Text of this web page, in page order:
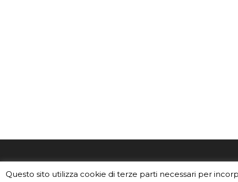
divulgazione dell'INAF,Istituto
Leggi i
Questo sito utilizza cookie di terze parti necessari per